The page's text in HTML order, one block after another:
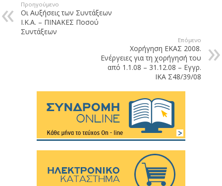
Προηγούμενο
Οι Αυξήσεις των Συντάξεων
Ι.Κ.Α. – ΠΙΝΑΚΕΣ Ποσού
Συντάξεων
Επόμενο
Χορήγηση ΕΚΑΣ 2008.
Ενέργειες για τη χορήγησή του
από 1.1.08 – 31.12.08 – Εγγρ.
ΙΚΑ Σ48/39/08